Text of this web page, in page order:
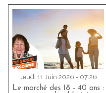
Jeudi 11 Juin 2026 - 07:26
Le marché des 18 - 40 ans :